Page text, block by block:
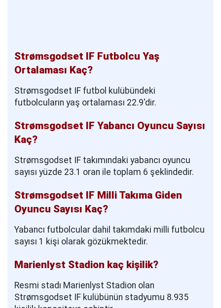
Strømsgodset IF Futbolcu Yaş
Ortalaması Kaç?
Strømsgodset IF futbol kulübündeki
futbolcuların yaş ortalaması 22.9'dir.
Strømsgodset IF Yabancı Oyuncu Sayısı
Kaç?
Strømsgodset IF takımındaki yabancı oyuncu
sayısı yüzde 23.1 oran ile toplam 6 şeklindedir.
Strømsgodset IF Milli Takıma Giden
Oyuncu Sayısı Kaç?
Yabancı futbolcular dahil takımdaki milli futbolcu
sayısı 1 kişi olarak gözükmektedir.
Marienlyst Stadion kaç kişilik?
Resmi stadı Marienlyst Stadion olan
Strømsgodset IF kulübünün stadyumu 8.935